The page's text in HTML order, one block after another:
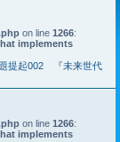
on line 1266:
implements
提起002 『未来世代
on line 1266:
implements